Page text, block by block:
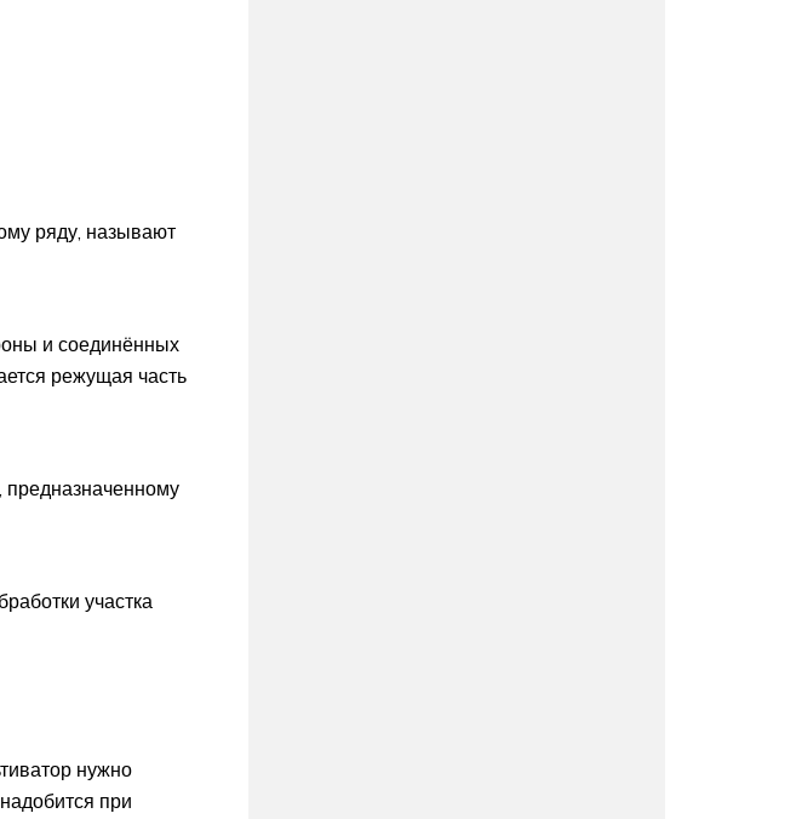
ряду, называют
и соединённых
режущая часть
предназначенному
участка
нужно
при